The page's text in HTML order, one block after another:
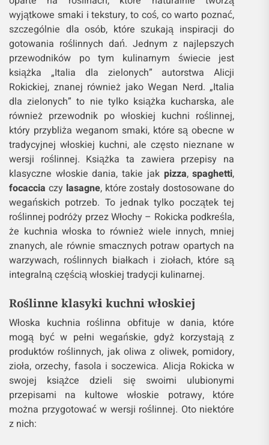
wyjątkowe smaki i tekstury, to coś, co warto poznać,
szczególnie dla osób, które szukają inspiracji do
gotowania roślinnych dań. Jednym z najlepszych
przewodników po tym kulinarnym świecie jest
książka „Italia dla zielonych” autorstwa Alicji
Rokickiej, znanej również jako Wegan Nerd. „Italia
dla zielonych” to nie tylko książka kucharska, ale
również przewodnik po włoskiej kuchni roślinnej,
który przybliża weganom smaki, które są obecne w
tradycyjnej włoskiej kuchni, ale często nieznane w
wersji roślinnej. Książka ta zawiera przepisy na
klasyczne włoskie dania, takie jak pizza,spaghetti,
focaccia czy lasagne, które zostały dostosowane do
wegańskich potrzeb. To jednak tylko początek tej
roślinnej podróży przez Włochy – Rokicka podkreśla,
że kuchnia włoska to również wiele innych, mniej
znanych, ale równie smacznych potraw opartych na
warzywach, roślinnych białkach i ziołach, które są
integralną częścią włoskiej tradycji kulinarnej.
Roślinne klasyki kuchni włoskiej
Włoska kuchnia roślinna obfituje w dania, które
mogą być w pełni wegańskie, gdyż korzystają z
produktów roślinnych, jak oliwa z oliwek, pomidory,
zioła, orzechy, fasola i soczewica. Alicja Rokicka w
swojej książce dzieli się swoimi ulubionymi
przepisami na kultowe włoskie potrawy, które
można przygotować w wersji roślinnej. Oto niektóre
z nich: